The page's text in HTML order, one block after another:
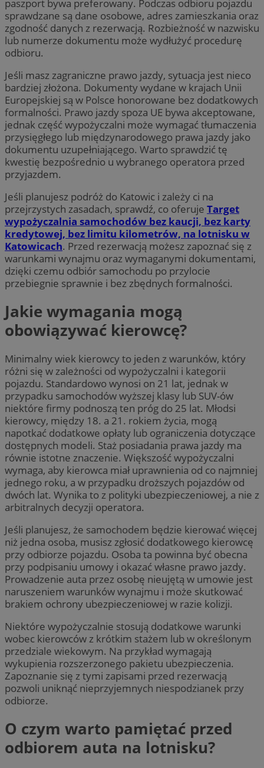
paszport bywa preferowany. Podczas odbioru pojazdu
sprawdzane są dane osobowe, adres zamieszkania oraz
zgodność danych z rezerwacją. Rozbieżność w nazwisku
lub numerze dokumentu może wydłużyć procedurę
odbioru.
Jeśli masz zagraniczne prawo jazdy, sytuacja jest nieco
bardziej złożona. Dokumenty wydane w krajach Unii
Europejskiej są w Polsce honorowane bez dodatkowych
formalności. Prawo jazdy spoza UE bywa akceptowane,
jednak część wypożyczalni może wymagać tłumaczenia
przysięgłego lub międzynarodowego prawa jazdy jako
dokumentu uzupełniającego. Warto sprawdzić tę
kwestię bezpośrednio u wybranego operatora przed
przyjazdem.
Jeśli planujesz podróż do Katowic i zależy ci na
przejrzystych zasadach, sprawdź, co oferuje Target
wypożyczalnia samochodów bez kaucji, bez karty
kredytowej, bez limitu kilometrów, na lotnisku w
Katowicach. Przed rezerwacją możesz zapoznać się z
warunkami wynajmu oraz wymaganymi dokumentami,
dzięki czemu odbiór samochodu po przylocie
przebiegnie sprawnie i bez zbędnych formalności.
Jakie wymagania mogą
obowiązywać kierowcę?
Minimalny wiek kierowcy to jeden z warunków, który
różni się w zależności od wypożyczalni i kategorii
pojazdu. Standardowo wynosi on 21 lat, jednak w
przypadku samochodów wyższej klasy lub SUV-ów
niektóre firmy podnoszą ten próg do 25 lat. Młodsi
kierowcy, między 18. a 21. rokiem życia, mogą
napotkać dodatkowe opłaty lub ograniczenia dotyczące
dostępnych modeli. Staż posiadania prawa jazdy ma
równie istotne znaczenie. Większość wypożyczalni
wymaga, aby kierowca miał uprawnienia od co najmniej
jednego roku, a w przypadku droższych pojazdów od
dwóch lat. Wynika to z polityki ubezpieczeniowej, a nie z
arbitralnych decyzji operatora.
Jeśli planujesz, że samochodem będzie kierować więcej
niż jedna osoba, musisz zgłosić dodatkowego kierowcę
przy odbiorze pojazdu. Osoba ta powinna być obecna
przy podpisaniu umowy i okazać własne prawo jazdy.
Prowadzenie auta przez osobę nieujętą w umowie jest
naruszeniem warunków wynajmu i może skutkować
brakiem ochrony ubezpieczeniowej w razie kolizji.
Niektóre wypożyczalnie stosują dodatkowe warunki
wobec kierowców z krótkim stażem lub w określonym
przedziale wiekowym. Na przykład wymagają
wykupienia rozszerzonego pakietu ubezpieczenia.
Zapoznanie się z tymi zapisami przed rezerwacją
pozwoli uniknąć nieprzyjemnych niespodzianek przy
odbiorze.
O czym warto pamiętać przed
odbiorem auta na lotnisku?